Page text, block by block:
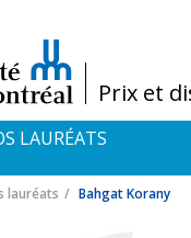
/Prix et
LAURÉATS
lauréats Bahgat Korany